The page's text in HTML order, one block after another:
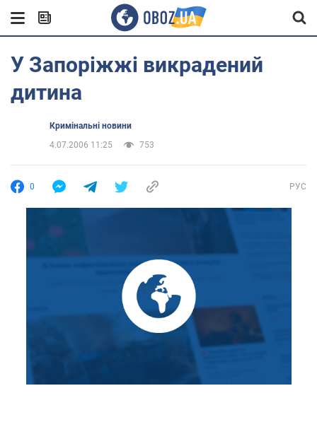
У Запоріжжі викрадений
дитина
Кримінальні новини
4.07.2006 11:25
753
0 РУС